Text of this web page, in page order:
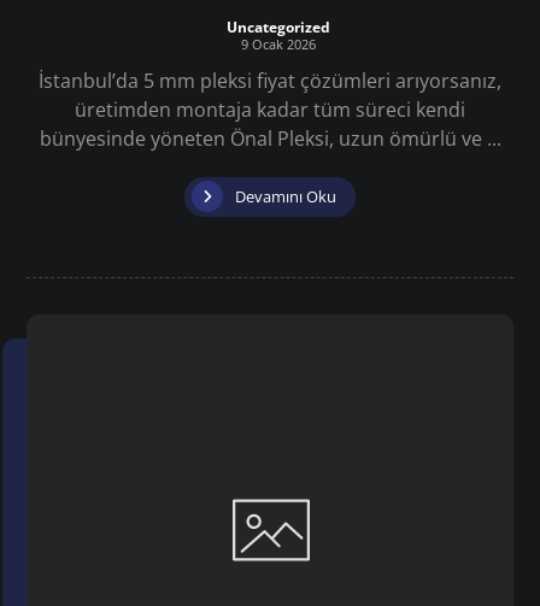
Uncategorized
9 Ocak 2026
İstanbul’da 5 mm pleksi fiyat çözümleri arıyorsanız,
üretimden montaja kadar tüm süreci kendi
bünyesinde yöneten Önal Pleksi, uzun ömürlü ve ...
Devamını Oku